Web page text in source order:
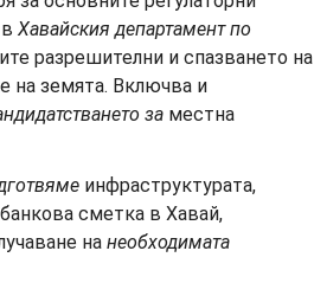
Хавайския департамент по
разрешителни и спазването на
на земята. Включва и
за местна
инфраструктурата,
сметка в Хавай,
на необходимата